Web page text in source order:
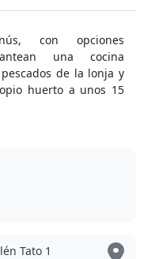
con opciones
una cocina
de la lonja y
huerto a unos 15
Tato 1